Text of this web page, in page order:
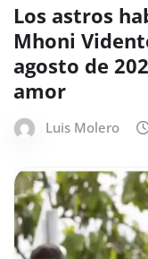
Los astros
Mhoni
agosto de
amor
Luis Molero